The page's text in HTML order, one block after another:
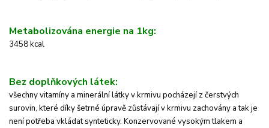
Metabolizována energie na 1kg:
3458 kcal
Bez doplňkových látek:
všechny vitamíny a minerální látky v krmivu pocházejí z čerstvých
surovin, které díky šetrné úpravě zůstávají v krmivu zachovány a tak je
není potřeba vkládat synteticky. Konzervované vysokým tlakem a